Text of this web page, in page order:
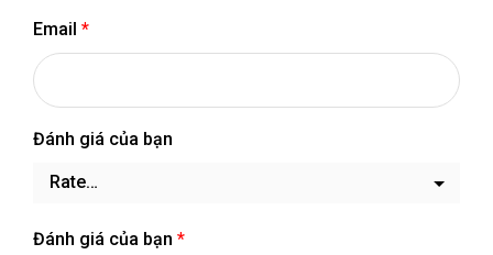
Email *
Đánh giá của bạn
Đánh giá của bạn *